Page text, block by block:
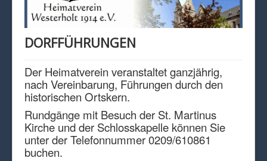
IMPRESSUM
DATENSCHUTZ
DORFFÜHRUNGEN
Der Heimatverein veranstaltet ganzjährig,
nach Vereinbarung, Führungen durch den
historischen Ortskern.
Rundgänge mit Besuch der St. Martinus
Kirche und der Schlosskapelle können Sie
unter der Telefonnummer 0209/610861
buchen.